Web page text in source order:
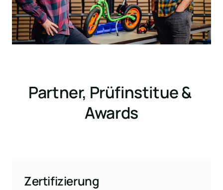
Partner, Prüfinstitue &
Awards
Zertifizierung